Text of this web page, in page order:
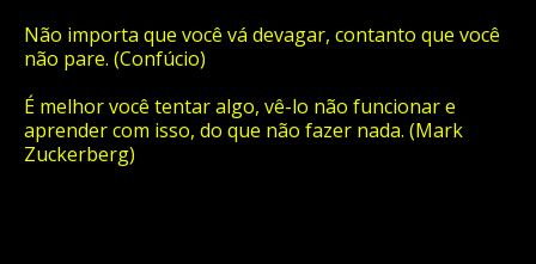
Não importa que você vá devagar, contanto que você
não pare. (Confúcio)
É melhor você tentar algo, vê-lo não funcionar e
aprender com isso, do que não fazer nada. (Mark
Zuckerberg)